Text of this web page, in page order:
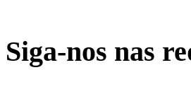
Siga-nos nas